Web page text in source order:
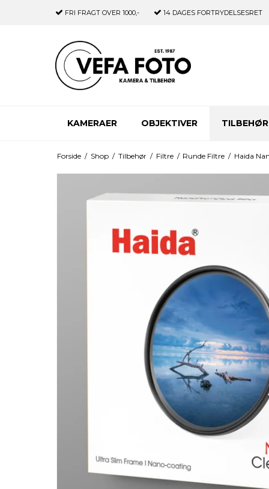
FRI FRAGT OVER 1000,- 14 DAGES FORTRYDELSESRET
KAMERAER OBJEKTIVER TILBEHØR
Forside / Shop / Tilbehør / Filtre / Runde Filtre / Haida